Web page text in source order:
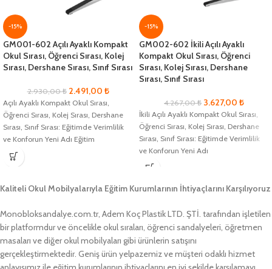
-15%
GM001-602 Açılı Ayaklı Kompakt
Okul Sırası, Öğrenci Sırası, Kolej
Sırası, Dershane Sırası, Sınıf Sırası
2.930,00₺ 2.491,00 ₺
Açılı Ayaklı Kompakt Okul Sırası,
Öğrenci Sırası, Kolej Sırası, Dershane
Sırası, Sınıf Sırası: Eğitimde Verimlilik
ve Konforun Yeni Adı Eğitim
-15%
GM002-602 İkili Açılı Ayaklı
Kompakt Okul Sırası, Öğrenci
Sırası, Kolej Sırası, Dershane
Sırası, Sınıf Sırası
4.267,00₺ 3.627,00 ₺
İkili Açılı Ayaklı Kompakt Okul Sırası,
Öğrenci Sırası, Kolej Sırası, Dershane
Sırası, Sınıf Sırası: Eğitimde Verimlilik
ve Konforun Yeni Adı
Kaliteli Okul Mobilyalarıyla Eğitim Kurumlarının İhtiyaçlarını Karşılıyoruz
Monobloksandalye.com.tr, Adem Koç Plastik LTD. ŞTİ. tarafından işletilen
bir platformdur ve öncelikle okul sıraları, öğrenci sandalyeleri, öğretmen
masaları ve diğer okul mobilyaları gibi ürünlerin satışını
gerçekleştirmektedir. Geniş ürün yelpazemiz ve müşteri odaklı hizmet